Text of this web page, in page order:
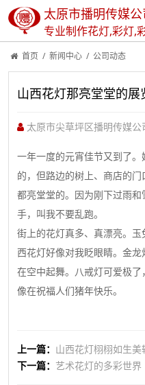
太原市播明传媒公
专业制作花灯,彩灯,
首页 / 新闻中心 / 公司动态
山西花灯那亮堂堂的展
太原市尖草坪区播明传媒公
一年一度的元宵佳节又到了。
的，但路边的树上、商店的
都亮堂堂的。因为刚下过雨
手，叫我不要乱跑。
街上的花灯真多、真漂亮。
西花灯好像对我眨眼睛。金
在空中起舞。八戒灯可爱极
像在祝福人们猪年快乐。
上一篇： 山西花灯栩栩如生美
下一篇： 艺术花灯的多彩世界